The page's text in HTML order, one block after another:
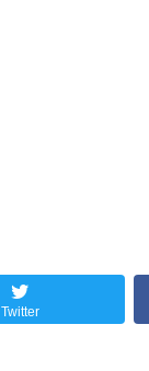
Twitter